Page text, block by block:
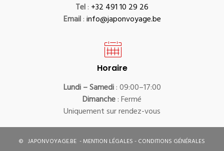
Tel: +32 491 10 29 26
Email:info@japonvoyage.be
Horaire
Lundi – Samedi: 09:00–17:00
Dimanche: Fermé
Uniquement sur rendez-vous
© JAPONVOYAGE.BE -MENTION LÉGALES-CONDITIONS GÉNÉRALES